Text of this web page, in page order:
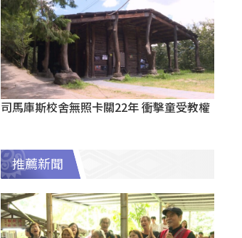
司馬庫斯校舍無照卡關22年 衝擊童受教權
推薦新聞